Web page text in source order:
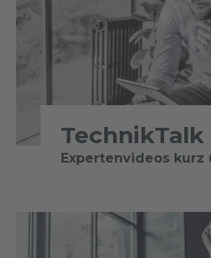
TechnikTalk
Expertenvideos kurz